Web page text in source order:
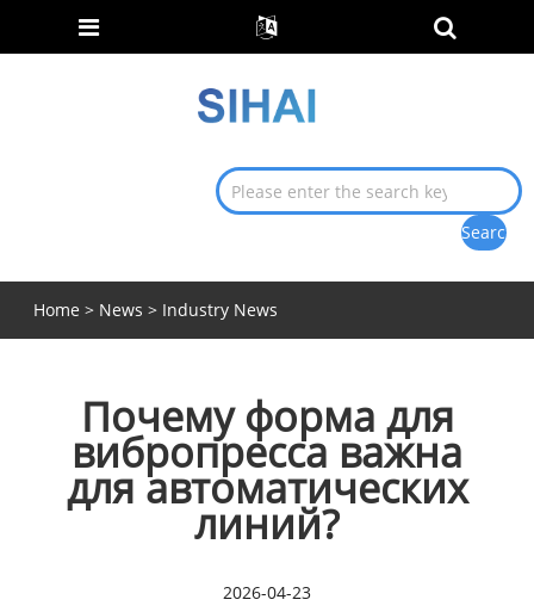
Home > News > Industry News
Почему форма для
вибропресса важна
для автоматических
линий?
2026-04-23